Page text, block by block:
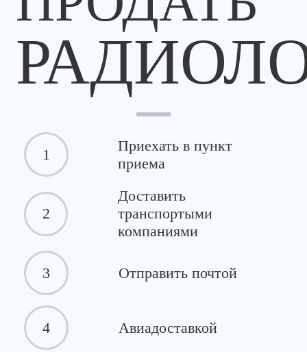
1
Приехать в пункт
приема
2
Доставить
транспортыми
компаниями
3 Отправить почтой
4 Авиадоставкой